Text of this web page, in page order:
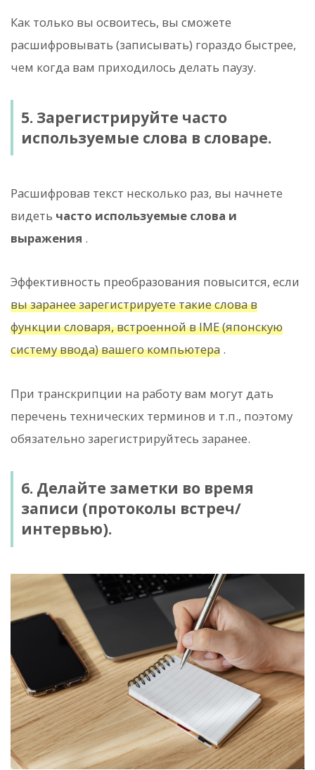
Как только вы освоитесь, вы сможете
расшифровывать (записывать) гораздо быстрее,
чем когда вам приходилось делать паузу.
5. Зарегистрируйте часто
используемые слова в словаре.
Расшифровав текст несколько раз, вы начнете
видеть часто используемые слова и
выражения .
Эффективность преобразования повысится, если
вы заранее зарегистрируете такие слова в
функции словаря, встроенной в IME (японскую
систему ввода) вашего компьютера .
При транскрипции на работу вам могут дать
перечень технических терминов и т.п., поэтому
обязательно зарегистрируйтесь заранее.
6. Делайте заметки во время
записи (протоколы встреч/
интервью).